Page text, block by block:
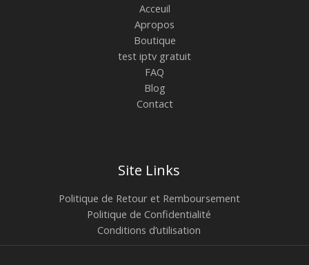
Acceuil
Apropos
Boutique
test iptv gratuit
FAQ
Blog
Contact
Site Links
Politique de Retour et Remboursement
Politique de Confidentialité
Conditions d’utilisation